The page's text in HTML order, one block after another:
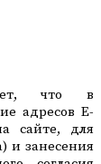
что в
адресов E-
сайте, для
и занесения